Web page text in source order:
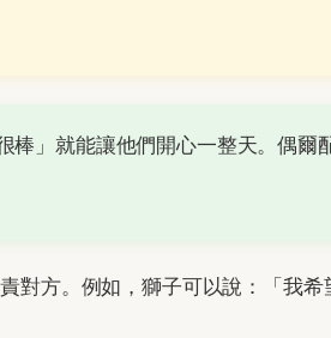
棒」就能讓他們開心一整天。偶爾
對方。例如，獅子可以說：「我希